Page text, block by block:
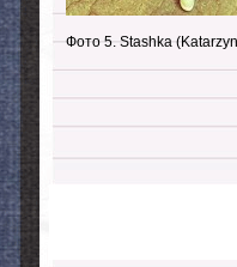
Фото 5. Stashka